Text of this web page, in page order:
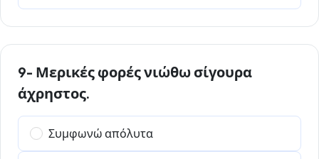
9- Μερικές φορές νιώθω σίγουρα
άχρηστος.
Συμφωνώ απόλυτα